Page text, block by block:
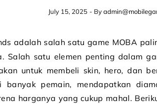
July 15, 2025 - By
Salah satu elemen penting dalam
untuk membeli skin, hero, dan
banyak pemain, mendapatkan
harganya yang cukup mahal.